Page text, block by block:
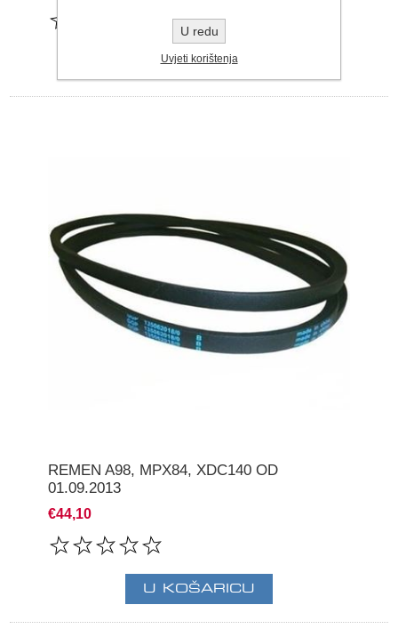
REMEN A98, MPX84, XDC140 OD
01.09.2013
€44,10
U redu
Uvjeti korištenja